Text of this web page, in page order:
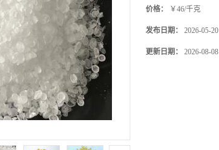
价格： ￥46/千克
发布日期： 2026-05-20
更新日期： 2026-08-08